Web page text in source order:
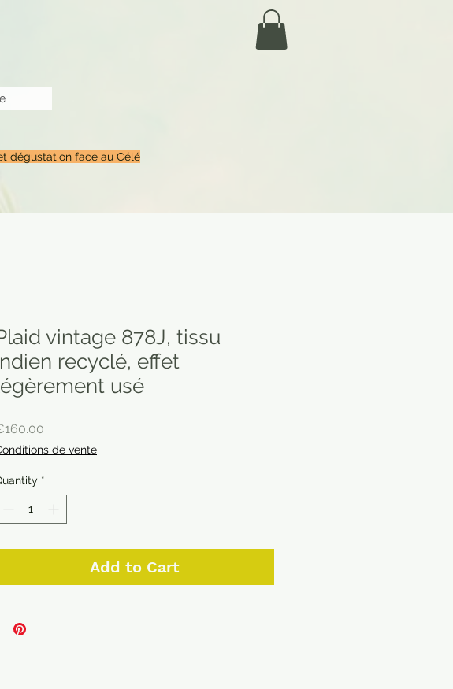
dégustation face au Célé
vintage 878J, tissu
recyclé, effet
usé
de vente
*
Add to Cart